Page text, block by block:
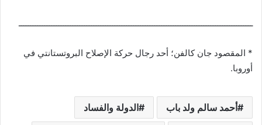
ــــــــــــــــــــــــــــــــــــــــــــــــــــــــــــــــــــــــــــــــــــــــــــــــــــ
* المقصود جان كالفن؛ أحد رجال حركة الإصلاح البروتستانتي في
أوروبا.
أحمد سالم ولد باب الدولة والفساد